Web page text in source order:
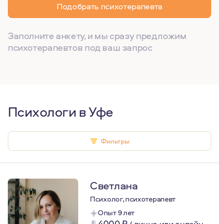
Подобрать психотерапевта
Заполните анкету, и мы сразу предложим
психотерапевтов под ваш запрос
Психологи в Уфе
Фильтры
Светлана
Психолог, психотерапевт
Опыт 9 лет